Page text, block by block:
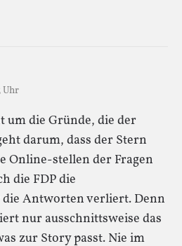
Uhr
um die Gründe, die der
darum, dass der Stern
Online-stellen der Fragen
die FDP die
Antworten verliert. Denn
nur ausschnittsweise das
zur Story passt. Nie im